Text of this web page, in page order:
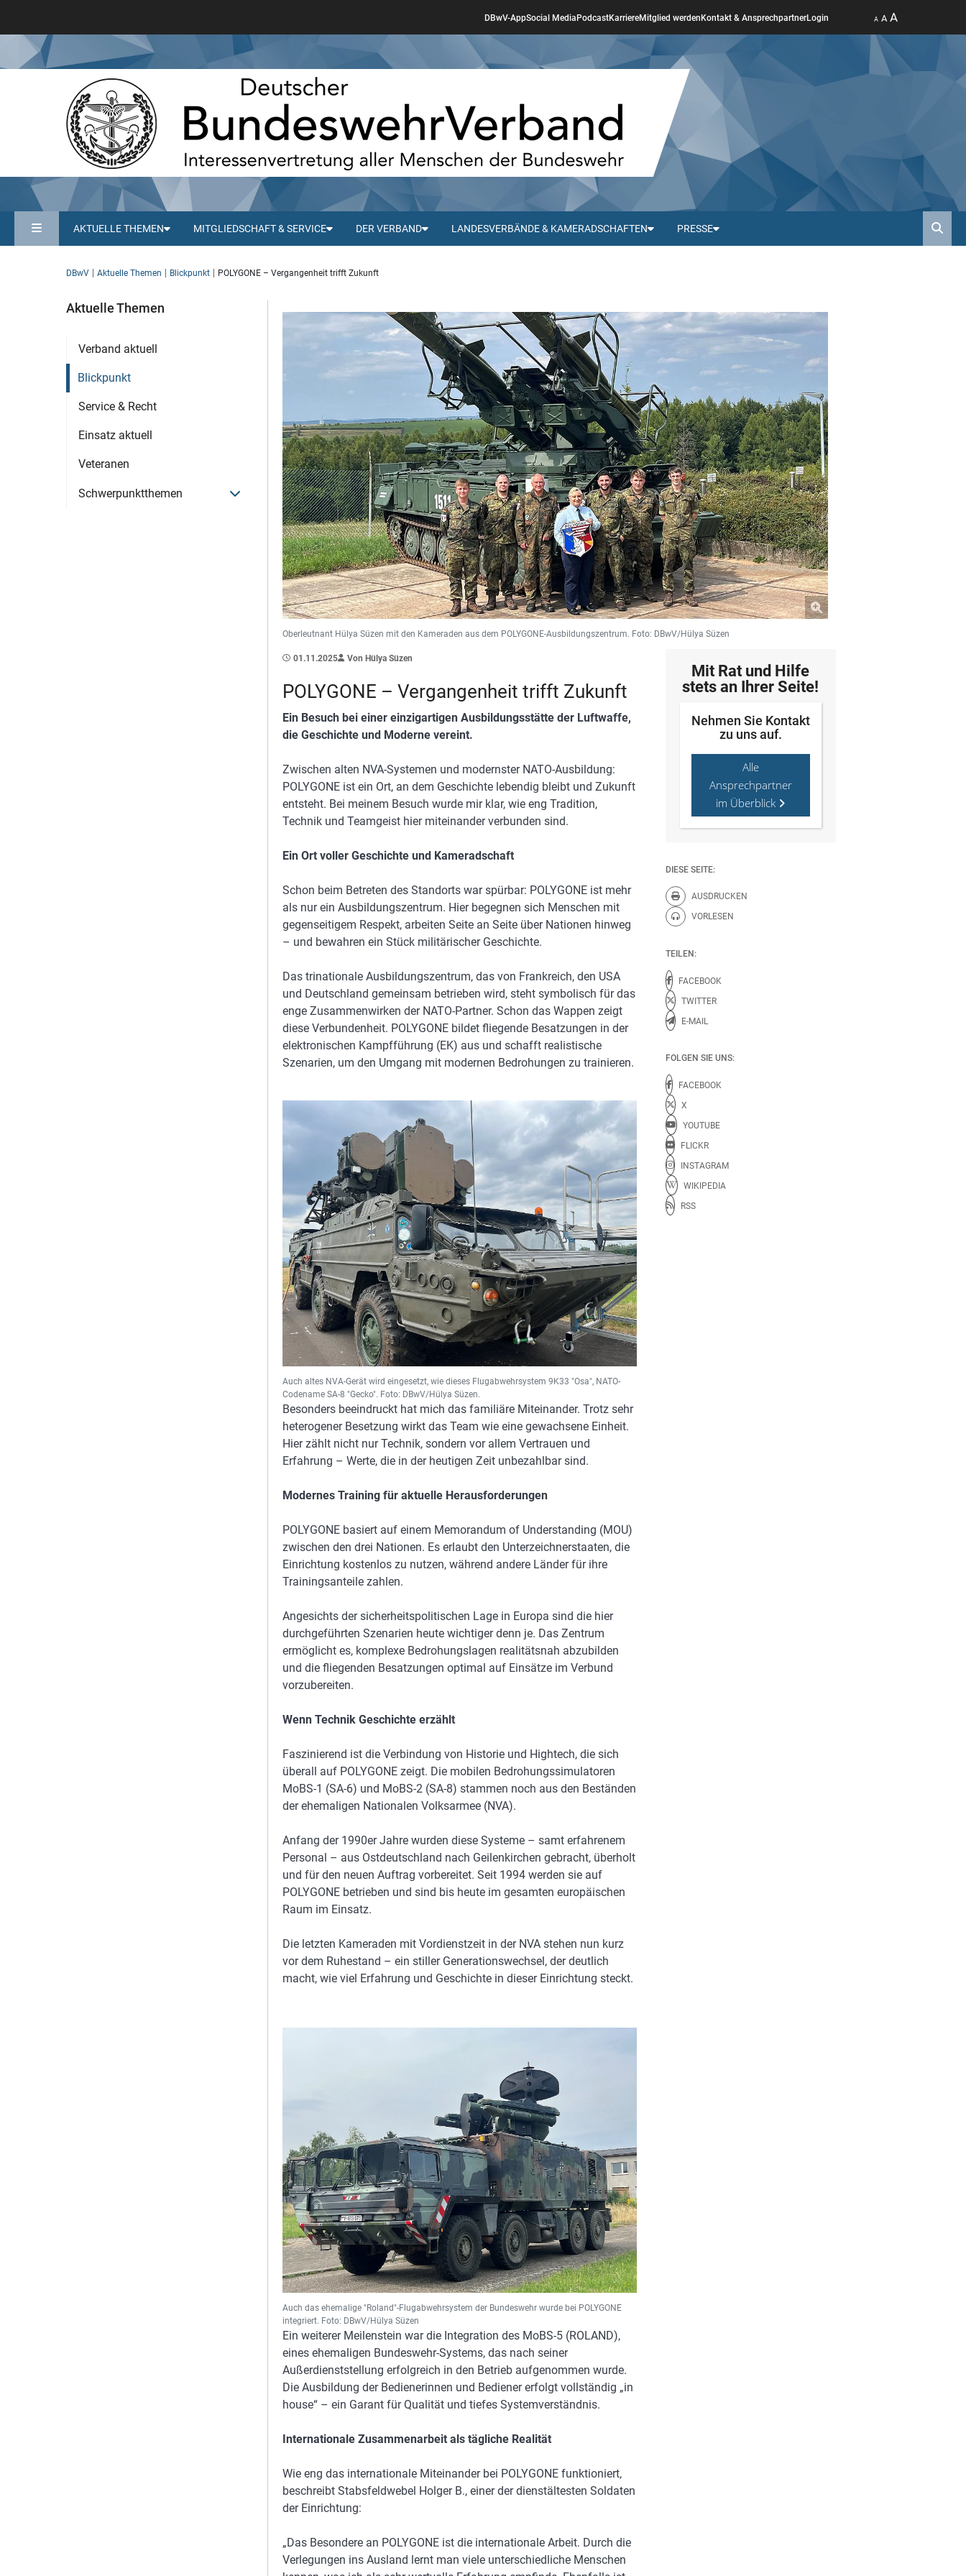
DBwV-AppSocial Media PodcastKarriereMitglied werden Kontakt & AnsprechpartnerLogin A A A
AKTUELLE THEMEN MITGLIEDSCHAFT & SERVICE DER VERBAND LANDESVERBÄNDE & KAMERADSCHAFTEN PRESSE
DBwV Aktuelle Themen Blickpunkt POLYGONE – Vergangenheit trifft Zukunft
Aktuelle Themen
Verband aktuell
Blickpunkt
Service & Recht
Einsatz aktuell
Veteranen
Schwerpunktthemen Menü öffnen
Oberleutnant Hülya Süzen mit den Kameraden aus dem POLYGONE-Ausbildungszentrum. Foto: DBwV/Hülya Süzen
01.11.2025 Von Hülya Süzen
POLYGONE – Vergangenheit trifft Zukunft
Ein Besuch bei einer einzigartigen Ausbildungsstätte der Luftwaffe,
die Geschichte und Moderne vereint.
Zwischen alten NVA-Systemen und modernster NATO-Ausbildung:
POLYGONE ist ein Ort, an dem Geschichte lebendig bleibt und Zukunft
entsteht. Bei meinem Besuch wurde mir klar, wie eng Tradition,
Technik und Teamgeist hier miteinander verbunden sind.
Ein Ort voller Geschichte und Kameradschaft
Schon beim Betreten des Standorts war spürbar: POLYGONE ist mehr
als nur ein Ausbildungszentrum. Hier begegnen sich Menschen mit
gegenseitigem Respekt, arbeiten Seite an Seite über Nationen hinweg
– und bewahren ein Stück militärischer Geschichte.
Das trinationale Ausbildungszentrum, das von Frankreich, den USA
und Deutschland gemeinsam betrieben wird, steht symbolisch für das
enge Zusammenwirken der NATO-Partner. Schon das Wappen zeigt
diese Verbundenheit. POLYGONE bildet fliegende Besatzungen in der
elektronischen Kampfführung (EK) aus und schafft realistische
Szenarien, um den Umgang mit modernen Bedrohungen zu trainieren.
Auch altes NVA-Gerät wird eingesetzt, wie dieses Flugabwehrsystem 9K33 "Osa", NATO-
Codename SA-8 "Gecko". Foto: DBwV/Hülya Süzen.
Besonders beeindruckt hat mich das familiäre Miteinander. Trotz sehr
heterogener Besetzung wirkt das Team wie eine gewachsene Einheit.
Hier zählt nicht nur Technik, sondern vor allem Vertrauen und
Erfahrung – Werte, die in der heutigen Zeit unbezahlbar sind.
Modernes Training für aktuelle Herausforderungen
POLYGONE basiert auf einem Memorandum of Understanding (MOU)
zwischen den drei Nationen. Es erlaubt den Unterzeichnerstaaten, die
Einrichtung kostenlos zu nutzen, während andere Länder für ihre
Trainingsanteile zahlen.
Angesichts der sicherheitspolitischen Lage in Europa sind die hier
durchgeführten Szenarien heute wichtiger denn je. Das Zentrum
ermöglicht es, komplexe Bedrohungslagen realitätsnah abzubilden
und die fliegenden Besatzungen optimal auf Einsätze im Verbund
vorzubereiten.
Wenn Technik Geschichte erzählt
Faszinierend ist die Verbindung von Historie und Hightech, die sich
überall auf POLYGONE zeigt. Die mobilen Bedrohungssimulatoren
MoBS-1 (SA-6) und MoBS-2 (SA-8) stammen noch aus den Beständen
der ehemaligen Nationalen Volksarmee (NVA).
Anfang der 1990er Jahre wurden diese Systeme – samt erfahrenem
Personal – aus Ostdeutschland nach Geilenkirchen gebracht, überholt
und für den neuen Auftrag vorbereitet. Seit 1994 werden sie auf
POLYGONE betrieben und sind bis heute im gesamten europäischen
Raum im Einsatz.
Die letzten Kameraden mit Vordienstzeit in der NVA stehen nun kurz
vor dem Ruhestand – ein stiller Generationswechsel, der deutlich
macht, wie viel Erfahrung und Geschichte in dieser Einrichtung steckt.
Auch das ehemalige "Roland"-Flugabwehrsystem der Bundeswehr wurde bei POLYGONE
integriert. Foto: DBwV/Hülya Süzen
Ein weiterer Meilenstein war die Integration des MoBS-5 (ROLAND),
eines ehemaligen Bundeswehr-Systems, das nach seiner
Außerdienststellung erfolgreich in den Betrieb aufgenommen wurde.
Die Ausbildung der Bedienerinnen und Bediener erfolgt vollständig „in
house“ – ein Garant für Qualität und tiefes Systemverständnis.
Internationale Zusammenarbeit als tägliche Realität
Wie eng das internationale Miteinander bei POLYGONE funktioniert,
beschreibt Stabsfeldwebel Holger B., einer der dienstältesten Soldaten
der Einrichtung:
„Das Besondere an POLYGONE ist die internationale Arbeit. Durch die
Verlegungen ins Ausland lernt man viele unterschiedliche Menschen
Mit Rat und Hilfe
stets an Ihrer Seite!
Nehmen Sie Kontakt
zu uns auf.
Alle
Ansprechpartner
im Überblick
DIESE SEITE:
AUSDRUCKEN
Diese Seite drucken.
VORLESEN
Diese Seite vorlesen.
TEILEN:
FACEBOOK
TWITTER
E-MAIL
FOLGEN SIE UNS:
FACEBOOK
X
YOUTUBE
FLICKR
INSTAGRAM
WIKIPEDIA
RSS